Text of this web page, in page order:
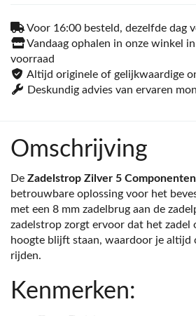
Voor 16:00 besteld, dezelfde dag
Vandaag ophalen in onze winkel
voorraad
Altijd originele of gelijkwaardige
Deskundig advies van ervaren
Omschrijving
De Zadelstrop Zilver 5
betrouwbare oplossing voor het
met een 8 mm zadelbrug aan de
zadelstrop zorgt ervoor dat het zadel
hoogte blijft staan, waardoor je altijd
rijden.
Kenmerken: